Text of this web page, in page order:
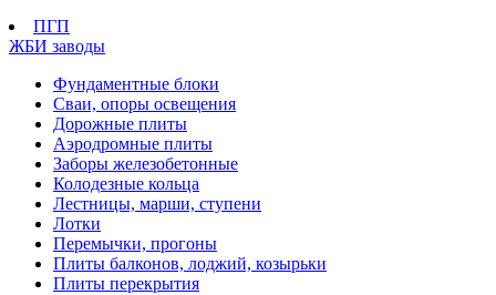
ПГП
ЖБИ заводы
Фундаментные блоки
Сваи, опоры освещения
Дорожные плиты
Аэродромные плиты
Заборы железобетонные
Колодезные кольца
Лестницы, марши, ступени
Лотки
Перемычки, прогоны
Плиты балконов, лоджий, козырьки
Плиты перекрытия